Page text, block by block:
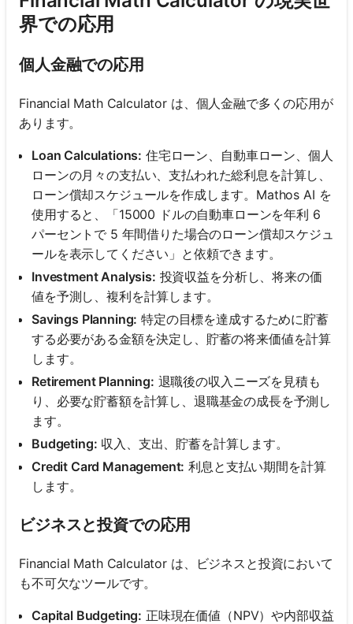
界での応用
個人金融での応用
Financial Math Calculator は、個人金融で多くの応用が
あります。
Loan Calculations: 住宅ローン、自動車ローン、個人
ローンの月々の支払い、支払われた総利息を計算し、
ローン償却スケジュールを作成します。Mathos AI を
使用すると、「15000 ドルの自動車ローンを年利 6
パーセントで 5 年間借りた場合のローン償却スケジュ
ールを表示してください」と依頼できます。
Investment Analysis: 投資収益を分析し、将来の価
値を予測し、複利を計算します。
Savings Planning: 特定の目標を達成するために貯蓄
する必要がある金額を決定し、貯蓄の将来価値を計算
します。
Retirement Planning: 退職後の収入ニーズを見積も
り、必要な貯蓄額を計算し、退職基金の成長を予測し
ます。
Budgeting: 収入、支出、貯蓄を計算します。
Credit Card Management: 利息と支払い期間を計算
します。
ビジネスと投資での応用
Financial Math Calculator は、ビジネスと投資において
も不可欠なツールです。
Capital Budgeting: 正味現在価値（NPV）や内部収益